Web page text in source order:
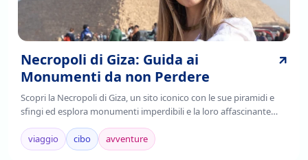
Necropoli di Giza: Guida ai
Monumenti da non Perdere
Scopri la Necropoli di Giza, un sito iconico con le sue piramidi e
sfingi ed esplora monumenti imperdibili e la loro affascinante
storia. Leggi di più!
viaggio
cibo avventure